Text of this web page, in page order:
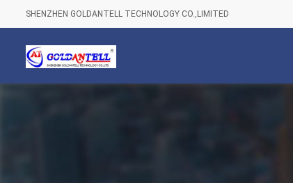
SHENZHEN GOLDANTELL TECHNOLOGY CO.,LIMITED